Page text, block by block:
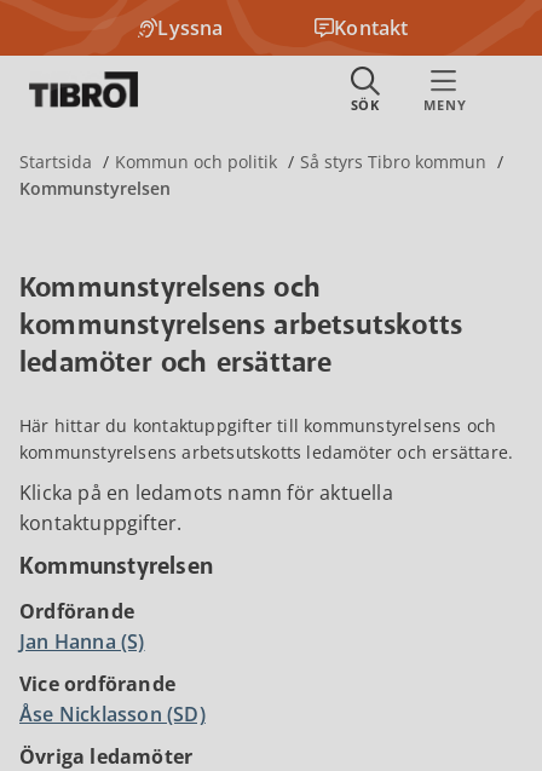
Lyssna Kontakt
Startsida Kommun och politik
Så styrs Tibro kommun
Kommunstyrelsen
Kommunstyrelsens och
kommunstyrelsens arbetsutskotts
ledamöter och ersättare
Här hittar du kontaktuppgifter till kommunstyrelsens och
kommunstyrelsens arbetsutskotts ledamöter och ersättare.
Klicka på en ledamots namn för aktuella
kontaktuppgifter.
Kommunstyrelsen
Ordförande
Jan Hanna (S)
Vice ordförande
Åse Nicklasson (SD)
Övriga ledamöter